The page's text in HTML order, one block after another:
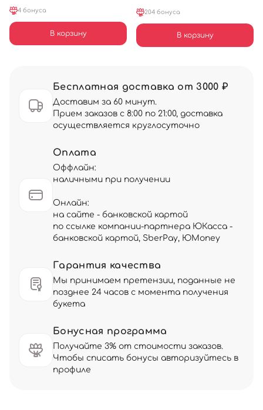
4 бонуса
В корзину
204 бонуса
В корзину
Бесплатная доставка от 3000 ₽
Доставим за 60 минут.
Прием заказов с 8:00 по 21:00, доставка
осуществляется круглосуточно
Оплата
Оффлайн:
наличными при получении
Онлайн:
на сайте - банковской картой
по ссылке компании-партнера ЮКасса -
банковской картой, SberPay, ЮMoney
Гарантия качества
Мы принимаем претензии, поданные не
позднее 24 часов с момента получения
букета
Бонусная программа
Получайте 3% от стоимости заказов.
Чтобы списать бонусы авторизуйтесь в
профиле